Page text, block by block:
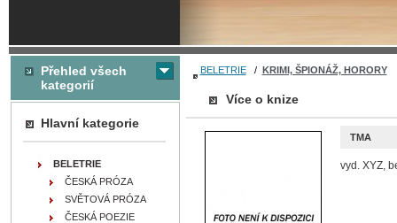
BELETRIE/ KRIMI, ŠPIONÁŽ, HORORY
Více o knize
TMA
vyd. XYZ,
Přehled všech
kategorií
Hlavní kategorie
BELETRIE
ČESKÁ PRÓZA
SVĚTOVÁ PRÓZA
ČESKÁ POEZIE